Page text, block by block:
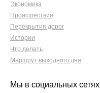
Экономика
Происшествия
Перекрытия дорог
Истории
Что делать
Маршрут выходного дня
Мы в социальных сетях